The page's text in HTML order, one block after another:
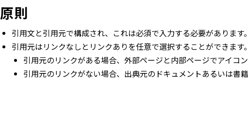
原則
引用文と引用元で構成され、これは必須で入力する必要があります。
引用元はリンクなしとリンクありを任意で選択することができます。
引用元のリンクがある場合、外部ページと内部ページでアイコン
引用元のリンクがない場合、出典元のドキュメントあるいは書